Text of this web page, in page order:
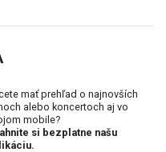
mať prehľad o najnovších
alebo koncertoch aj vo
mobile?
si bezplatne našu